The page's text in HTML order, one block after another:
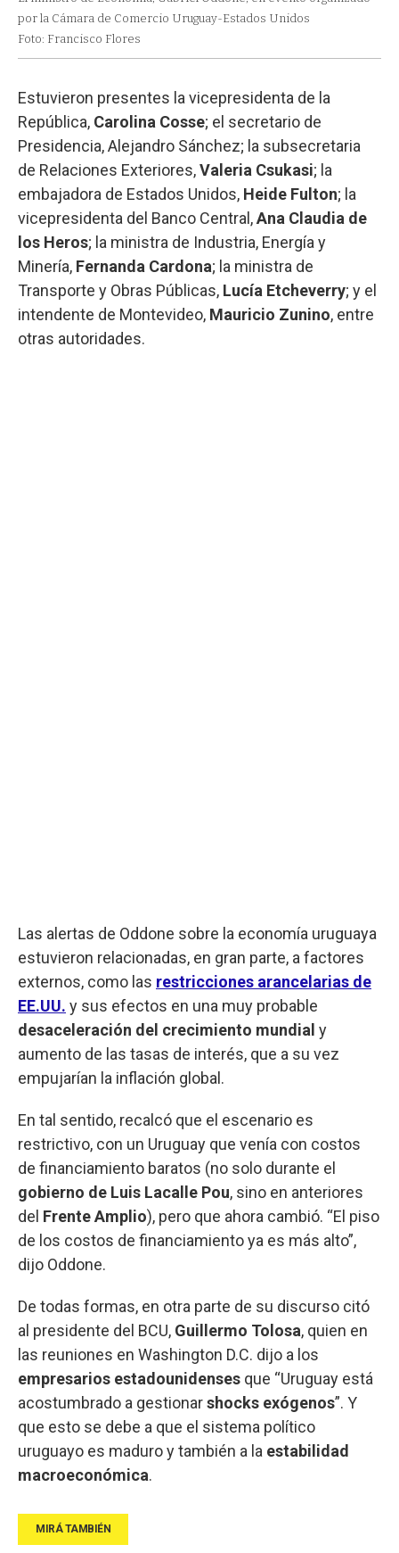
por la Cámara de Comercio Uruguay-Estados Unidos
Foto: Francisco Flores
Estuvieron presentes la vicepresidenta de la
República, Carolina Cosse; el secretario de
Presidencia, Alejandro Sánchez; la subsecretaria
de Relaciones Exteriores,Valeria Csukasi; la
embajadora de Estados Unidos, Heide Fulton; la
vicepresidenta del Banco Central,Ana Claudia de
los Heros; la ministra de Industria, Energía y
Minería, Fernanda Cardona; la ministra de
Transporte y Obras Públicas, Lucía Etcheverry; y el
intendente de Montevideo, Mauricio Zunino, entre
otras autoridades.
Las alertas de Oddone sobre la economía uruguaya
estuvieron relacionadas, en gran parte, a factores
externos, como las restricciones arancelarias de
EE.UU. y sus efectos en una muy probable
desaceleración del crecimiento mundial y
aumento de las tasas de interés, que a su vez
empujarían la inflación global.
En tal sentido, recalcó que el escenario es
restrictivo, con un Uruguay que venía con costos
de financiamiento baratos (no solo durante el
gobierno de Luis Lacalle Pou, sino en anteriores
del Frente Amplio), pero que ahora cambió. “El piso
de los costos de financiamiento ya es más alto”,
dijo Oddone.
De todas formas, en otra parte de su discurso citó
al presidente del BCU, Guillermo Tolosa, quien en
las reuniones en Washington D.C. dijo a los
empresarios estadounidenses que “Uruguay está
acostumbrado a gestionarshocks exógenos”. Y
que esto se debe a que el sistema político
uruguayo es maduro y también a la estabilidad
macroeconómica.